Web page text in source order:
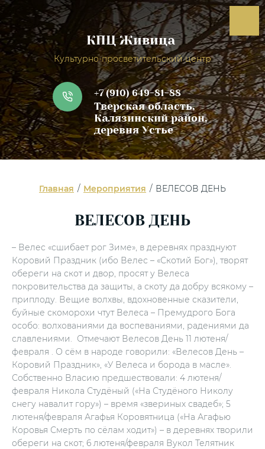
КПЦ Живица
Культурно-просветительский центр
+7 (910) 649-81-88
Тверская область,
Калязинский район,
деревня Устье
Главная / Мероприятия / ВЕЛЕСОВ ДЕНЬ
ВЕЛЕСОВ ДЕНЬ
– Велес «сшибает рог Зиме», в деревнях празднуют
Коровий Праздник (ибо Велес – «Скотий Бог»), творят
обереги на скот и двор, просят у Велеса
покровительства да защиты, а скоту да добру всякому –
приплоду. Вещие волхвы, вдохновенные сказители,
буйные скоморохи чтут Велеса – Премудрого Бога
особо: волхованиями да воспеваниями, радениями да
славлениями. Отмечают Велесов День 11 лютеня/
февраля . О сём в народе говорили: «Велесов День –
Коровий Праздник», «У Велеса и борода в масле».
Собственно Власию предшествовали: 4 лютеня/
февраля Никола Студёный («На Студёного Николу
снегу навалит гору») – время «звериных свадеб»; 5
лютеня/февраля Агафья Коровятница («На Агафью
Коровья Смерть по сёлам ходит») – в деревнях творили
обереги на скот; 6 лютеня/февраля Вукол Телятник